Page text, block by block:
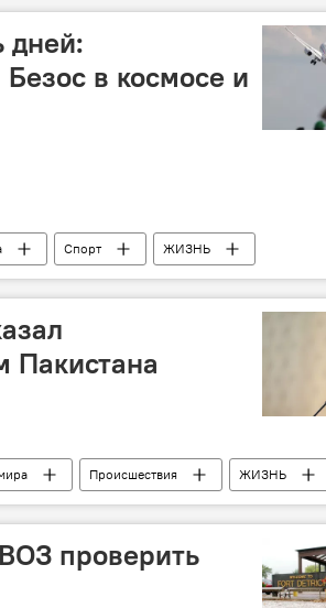
дней:
в космосе и
Спорт
ЖИЗНЬ
Афганистан
авиасалон
Пакистана
Происшествия
ЖИЗНЬ
соболезнования авария
проверить